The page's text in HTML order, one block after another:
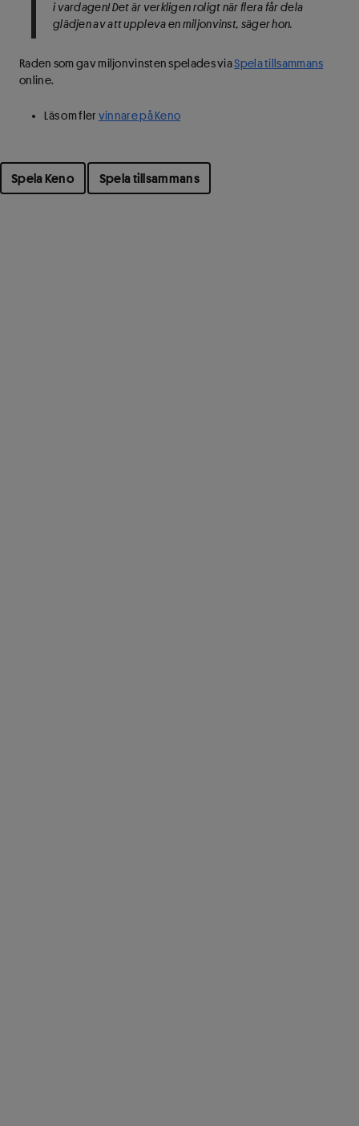
i vardagen! Det är verkligen roligt när flera får dela
glädjen av att uppleva en miljonvinst, säger hon.
Raden som gav miljonvinsten spelades viaSpela tillsammans
online.
Läs om fler vinnare på Keno
Spela Keno Spela tillsammans